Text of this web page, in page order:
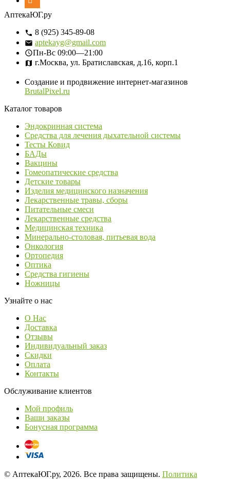
АптекаЮГ.ру
8 (925) 345-89-08
aptekayg@gmail.com
Пн-Вс 09:00—21:00
г.Москва, ул. Братиславская, д.16, корп.1
Создание и продвижение интернет-магазинов
BrutalPixel.ru
Каталог товаров
Эндокринная система
Средства для лечения дыхательной системы
Тесты Ковид
БАДы
Вакцины
Гомеопатические средства
Детские товары
Изделия медицинского назначения
Лекарственные травы, сборы
Питательные смеси
Лекарственные средства
Медицинская техника
Минерально-столовая, питьевая вода
Онкология
Ортопедия
Оптика
Средства гигиены
Ножницы
Узнайте о нас
О Нас
Доставка
Отзывы
Индивидуальный заказ
Скидки
Оплата
Контакты
Обслуживание клиентов
Мой профиль
Ваши заказы
Бонусная программа
© АптекаЮГ.ру, 2026. Все права защищены. Политика